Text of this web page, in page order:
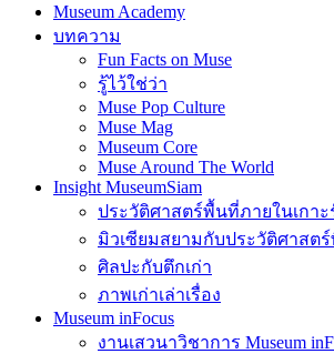
Museum Academy
บทความ
Fun Facts on Muse
รู้ไว้ใช่ว่า
Muse Pop Culture
Muse Mag
Museum Core
Muse Around The World
Insight MuseumSiam
ประวัติศาสตร์พื้นที่ภายในเกา
มิวเซียมสยามกับประวัติศาสต
ศิลปะกับตึกเก่า
ภาพเก่าเล่าเรื่อง
Museum inFocus
งานเสวนาวิชาการ Museum